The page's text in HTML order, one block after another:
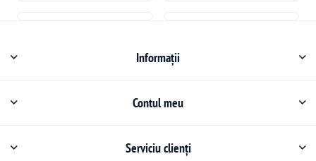
Informații
Contul meu
Serviciu clienți